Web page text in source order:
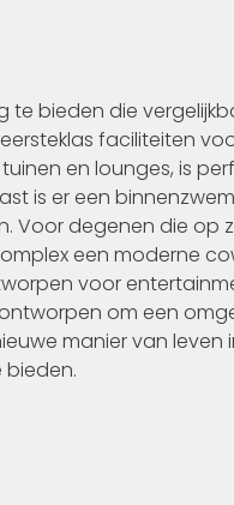
bieden die
faciliteiten
en lounges, is
is er een
Voor degenen die op
een moderne
voor
om een
manier van leven